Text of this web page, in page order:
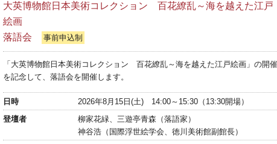
大英博物館日本美術コレクション 百花繚乱～海を越えた江戸
絵画
落語会
事前申込制
「大英博物館日本美術コレクション 百花繚乱～海を越えた江戸絵画」の開催
を記念して、落語会を開催します。
日時
2026年8月15日(土) 14:00～15:30（13:30開場）
登壇者
柳家花緑、三遊亭青森（落語家）
神谷浩（国際浮世絵学会、徳川美術館副館長）